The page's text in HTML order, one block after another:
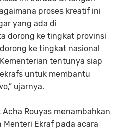
proses kreatif ini
yang ada di
dorong ke tingkat provinsi
ke tingkat nasional
tentunya siap
untuk membantu
ujarnya.
Rouyas menambahkan
Ekraf pada acara